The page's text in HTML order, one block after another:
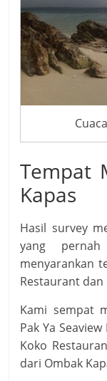
Tempat
Kapas
Hasil survey
yang
menyarankan
Restaurant dan
Kami sempat
Pak Ya
Koko
dari Ombak